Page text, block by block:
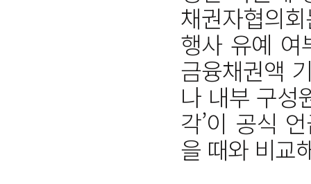
채권자협의
행사 유예 여
금융채권액
나 내부 구성
각’이 공식
을 때와 비교